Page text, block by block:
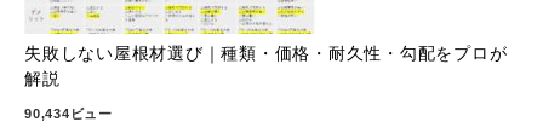
失敗しない屋根材選び｜種類・価格・耐久性・勾配をプロが
解説
90,434ビュー